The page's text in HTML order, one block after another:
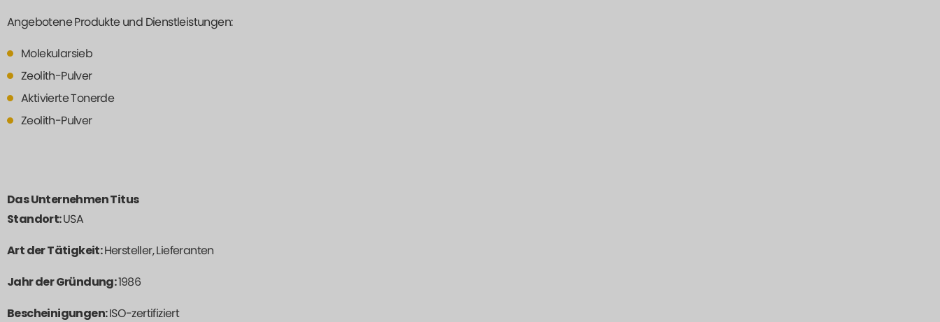
Angebotene Produkte und Dienstleistungen:
Molekularsieb
Zeolith-Pulver
Aktivierte Tonerde
Zeolith-Pulver
Das Unternehmen Titus
Standort:USA
Art der Tätigkeit:Hersteller, Lieferanten
Jahr der Gründung:1986
Bescheinigungen:ISO-zertifiziert